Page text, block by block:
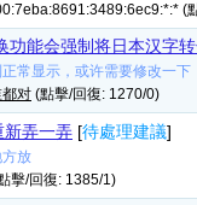
(
功能会强制将日本汉字
常显示，或许需要修改一下
对 (點擊/回復: 1270/0)
新弄一弄 [待處理建議]
放
擊/回復: 1385/1)